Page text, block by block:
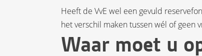
Heeft de VvE wel een gevuld
het verschil maken tussen wél of geen
Waar moet u